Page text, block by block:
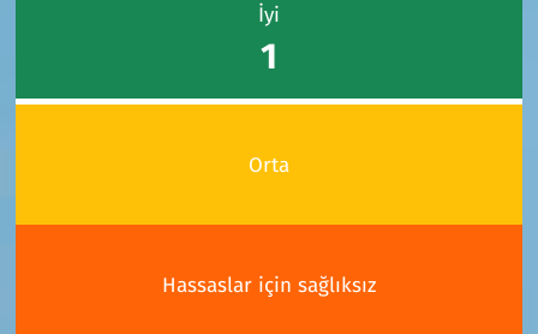
İyi
1
Orta
Hassaslar için sağlıksız